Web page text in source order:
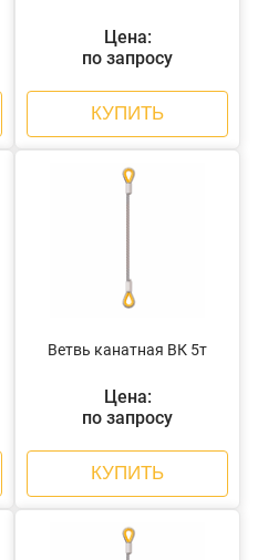
Цена:
по запросу
КУПИТЬ
Ветвь канатная ВК 5т
Цена:
по запросу
КУПИТЬ